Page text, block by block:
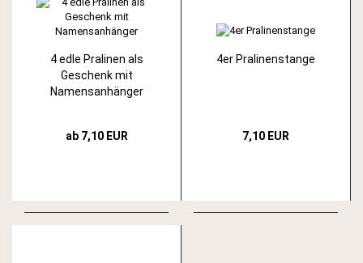
4 edle Pralinen als
Geschenk mit
Namensanhänger
ab 7,10 EUR
4er Pralinenstange
7,10 EUR